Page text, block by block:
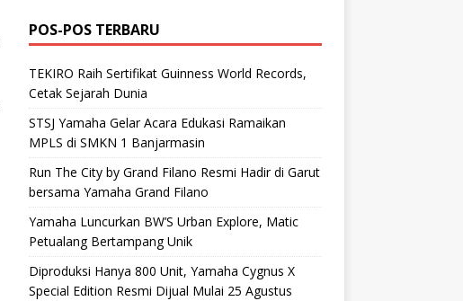
POS-POS TERBARU
TEKIRO Raih Sertifikat Guinness World Records,
Cetak Sejarah Dunia
STSJ Yamaha Gelar Acara Edukasi Ramaikan
MPLS di SMKN 1 Banjarmasin
Run The City by Grand Filano Resmi Hadir di Garut
bersama Yamaha Grand Filano
Yamaha Luncurkan BW’S Urban Explore, Matic
Petualang Bertampang Unik
Diproduksi Hanya 800 Unit, Yamaha Cygnus X
Special Edition Resmi Dijual Mulai 25 Agustus